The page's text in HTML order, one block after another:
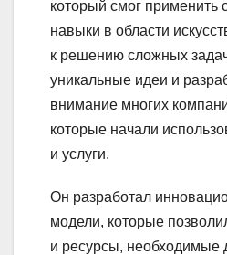
который смог применить
навыки в области
к решению сложных
уникальные идеи и
внимание многих
которые начали
и услуги.
Он разработал
модели, которые
и ресурсы, необходимые